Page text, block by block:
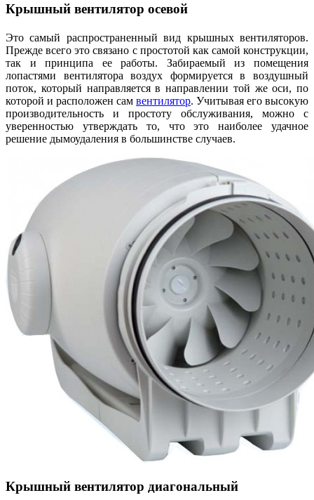
Крышный вентилятор осевой
Это самый распространенный вид крышных вентиляторов.
Прежде всего это связано с простотой как самой конструкции,
так и принципа ее работы. Забираемый из помещения
лопастями вентилятора воздух формируется в воздушный
поток, который направляется в направлении той же оси, по
которой и расположен сам вентилятор. Учитывая его высокую
производительность и простоту обслуживания, можно с
уверенностью утверждать то, что это наиболее удачное
решение дымоудаления в большинстве случаев.
Крышный вентилятор диагональный